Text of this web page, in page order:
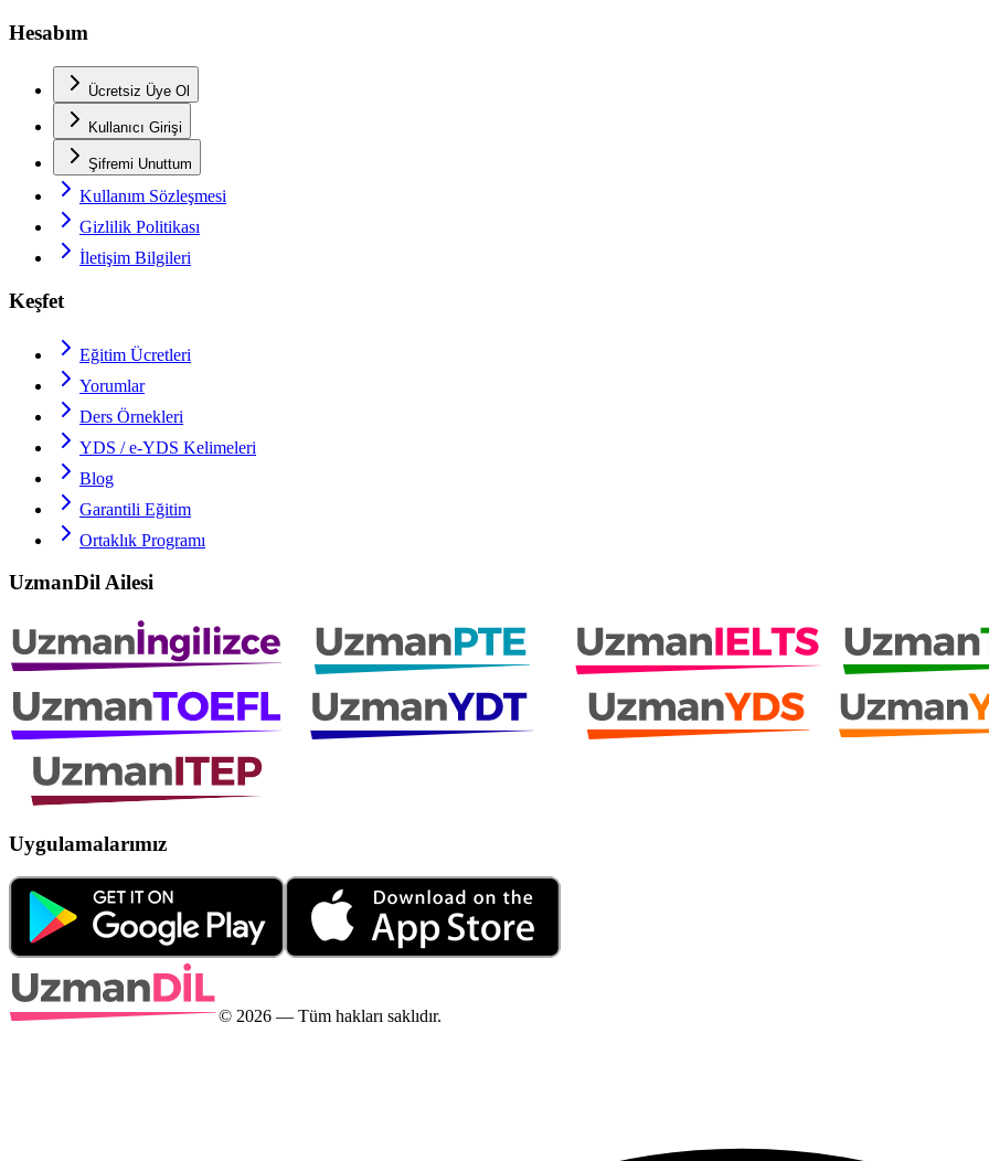
Hesabım
Ücretsiz Üye Ol
Kullanıcı Girişi
Şifremi Unuttum
Kullanım Sözleşmesi
Gizlilik Politikası
İletişim Bilgileri
Keşfet
Eğitim Ücretleri
Yorumlar
Ders Örnekleri
YDS / e-YDS Kelimeleri
Blog
Garantili Eğitim
Ortaklık Programı
UzmanDil Ailesi
Uygulamalarımız
© 2026 — Tüm hakları saklıdır.